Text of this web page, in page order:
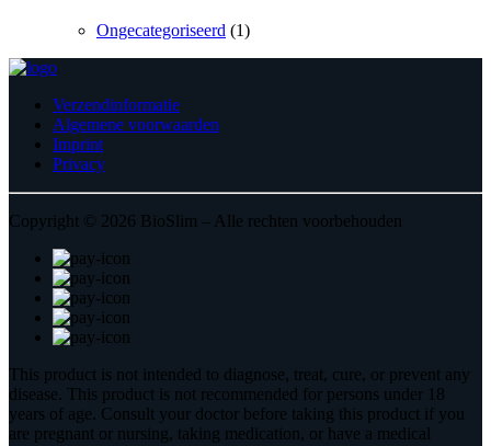
Ongecategoriseerd (1)
Verzendinformatie
Algemene voorwaarden
Imprint
Privacy
Copyright © 2026 BioSlim – Alle rechten voorbehouden
This product is not intended to diagnose, treat, cure, or prevent any
disease. This product is not recommended for persons under 18
years of age. Consult your doctor before taking this product if you
are pregnant or nursing, taking medication, or have a medical